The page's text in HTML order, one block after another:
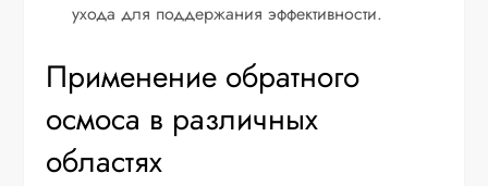
ухода для поддержания эффективности.
Применение обратного
осмоса в различных
областях